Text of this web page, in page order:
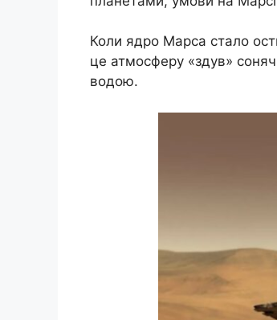
Коли ядро ​​Марса стало
це атмосферу «здув»
водою.